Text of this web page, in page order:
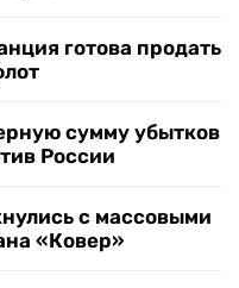
готова продать
сумму убытков
России
с массовыми
«Ковер»